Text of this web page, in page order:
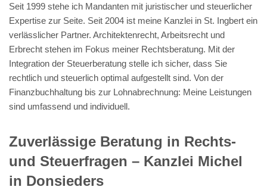
Seit 1999 stehe ich Mandanten mit juristischer und steuerlicher
Expertise zur Seite. Seit 2004 ist meine Kanzlei in St. Ingbert ein
verlässlicher Partner. Architektenrecht, Arbeitsrecht und
Erbrecht stehen im Fokus meiner Rechtsberatung. Mit der
Integration der Steuerberatung stelle ich sicher, dass Sie
rechtlich und steuerlich optimal aufgestellt sind. Von der
Finanzbuchhaltung bis zur Lohnabrechnung: Meine Leistungen
sind umfassend und individuell.
Zuverlässige Beratung in Rechts-
und Steuerfragen – Kanzlei Michel
in Donsieders